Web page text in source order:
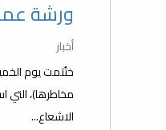
ورشة
أخبار
مخاطرها)،
الاشعاع...